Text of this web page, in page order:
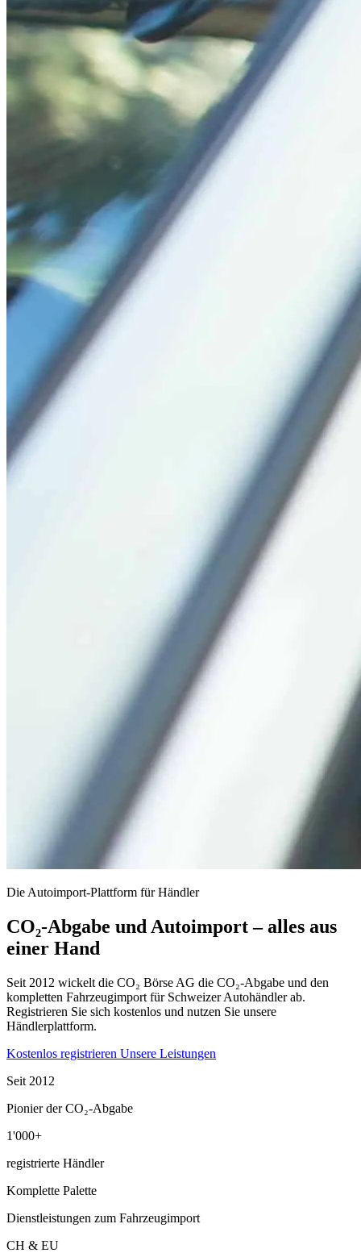
Die Autoimport-Plattform für Händler
CO₂-Abgabe und Autoimport – alles aus
einer Hand
Seit 2012 wickelt die CO₂ Börse AG die CO₂-Abgabe und den
kompletten Fahrzeugimport für Schweizer Autohändler ab.
Registrieren Sie sich kostenlos und nutzen Sie unsere
Händlerplattform.
Kostenlos registrieren Unsere Leistungen
Seit 2012
Pionier der CO₂-Abgabe
1'000+
registrierte Händler
Komplette Palette
Dienstleistungen zum Fahrzeugimport
CH & EU